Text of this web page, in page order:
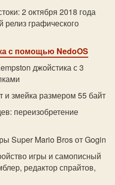
2 октября 2018 года
графического
с помощью NedoOS
джойстика с 3
и змейка размером 55 байт
переизобретение
Super Mario Bros от Gogin
игры и самописный
редактор спрайтов,